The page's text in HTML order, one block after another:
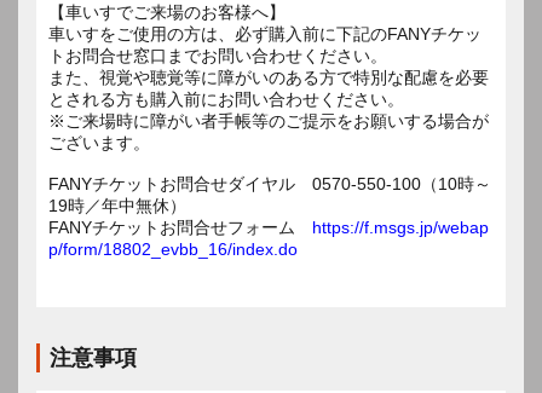
【車いすでご来場のお客様へ】
車いすをご使用の方は、必ず購入前に下記のFANYチケッ
トお問合せ窓口までお問い合わせください。
また、視覚や聴覚等に障がいのある方で特別な配慮を必要
とされる方も購入前にお問い合わせください。
※ご来場時に障がい者手帳等のご提示をお願いする場合が
ございます。
FANYチケットお問合せダイヤル 0570-550-100（10時～
19時／年中無休）
FANYチケットお問合せフォーム https://f.msgs.jp/webap
p/form/18802_evbb_16/index.do
注意事項